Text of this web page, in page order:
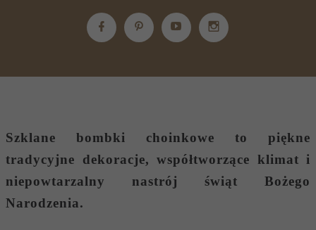
Szklane bombki choinkowe to piękne
tradycyjne dekoracje, współtworzące klimat i
niepowtarzalny nastrój świąt Bożego
Narodzenia.